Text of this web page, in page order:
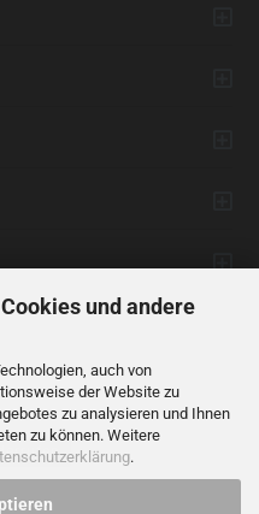
und andere
auch von
der Website zu
zu analysieren und Ihnen
zu können. Weitere
.